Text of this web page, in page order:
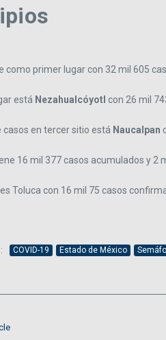
como primer lugar con 32 mil 605
está Nezahualcóyotl con 26 mil
casos en tercer sitio está Naucalpan
16 mil 377 casos acumulados y 2
Toluca con 16 mil 75 casos
COVID-19 Estado de México